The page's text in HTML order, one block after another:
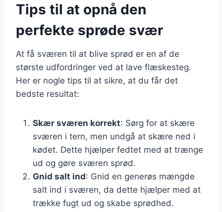
Tips til at opnå den
perfekte sprøde svær
At få sværen til at blive sprød er en af de
største udfordringer ved at lave flæskesteg.
Her er nogle tips til at sikre, at du får det
bedste resultat:
Skær sværen korrekt: Sørg for at skære
sværen i tern, men undgå at skære ned i
kødet. Dette hjælper fedtet med at trænge
ud og gøre sværen sprød.
Gnid salt ind: Gnid en generøs mængde
salt ind i sværen, da dette hjælper med at
trække fugt ud og skabe sprødhed.